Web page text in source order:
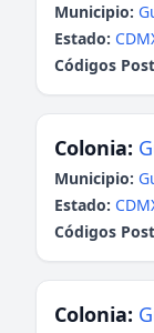
Municipio:
Estado:
Códigos
Colonia:
Municipio:
Estado:
Códigos
Colonia: